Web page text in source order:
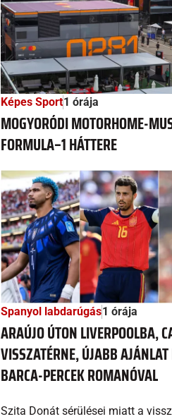
Képes Sport1 órája
MOGYORÓDI MOTORHOME-
FORMULA–1 HÁTTERE
Spanyol labdarúgás1 órája
ARAÚJO ÚTON LIVERPOOLBA,
VISSZATÉRNE, ÚJABB
BARCA-PERCEK ROMANÓVAL
Szita Donát sérülései miatt a